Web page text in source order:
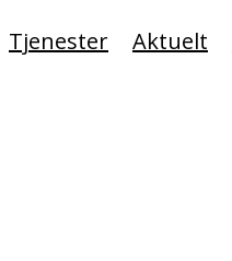
Tjenester Aktuelt